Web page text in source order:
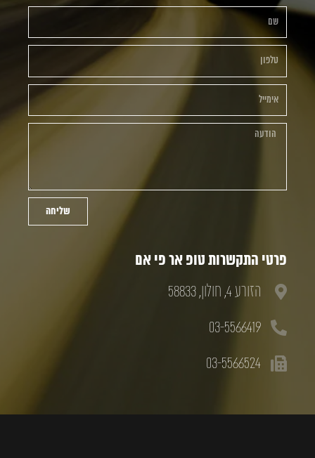
שליחה
פרטי התקשרות טופ אר פי אם
הזורע 4, חולון, 58833
03-5566419
03-5566524